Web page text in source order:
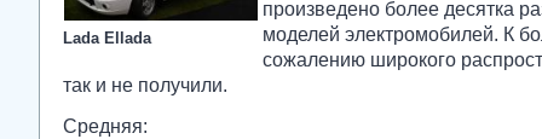
Lada Ellada
произведено более десятка
моделей электромобилей. К
сожалению широкого
так и не получили.
Средняя: